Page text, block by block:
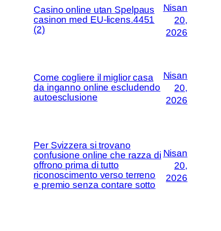
Casino online utan Spelpaus
casinon med EU-licens.4451
(2)
Nisan
20,
2026
Come cogliere il miglior casa
da inganno online escludendo
autoesclusione
Nisan
20,
2026
Per Svizzera si trovano
confusione online che razza di
offrono prima di tutto
riconoscimento verso terreno
e premio senza contare sotto
Nisan
20,
2026